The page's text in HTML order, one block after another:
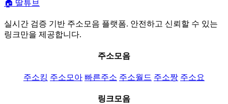
🏠 딸튜브
실시간 검증 기반 주소모음 플랫폼. 안전하고 신뢰할 수 있는
링크만을 제공합니다.
주소모음
주소킹 주소모아 빠른주소 주소월드 주소짱 주소요
링크모음